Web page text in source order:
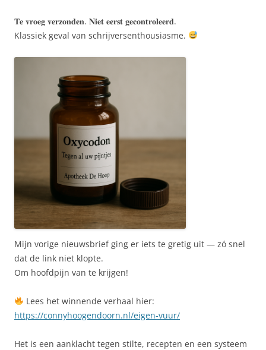
𝐓𝐞 𝐯𝐫𝐨𝐞𝐠 𝐯𝐞𝐫𝐳𝐨𝐧𝐝𝐞𝐧. 𝐍𝐢𝐞𝐭 𝐞𝐞𝐫𝐬𝐭 𝐠𝐞𝐜𝐨𝐧𝐭𝐫𝐨𝐥𝐞𝐞𝐫𝐝.
Klassiek geval van schrijversenthousiasme.
Mijn vorige nieuwsbrief ging er iets te gretig uit — zó snel
dat de link niet klopte.
Om hoofdpijn van te krijgen!
Lees het winnende verhaal hier:
https://connyhoogendoorn.nl/eigen-vuur/
Het is een aanklacht tegen stilte, recepten en een systeem